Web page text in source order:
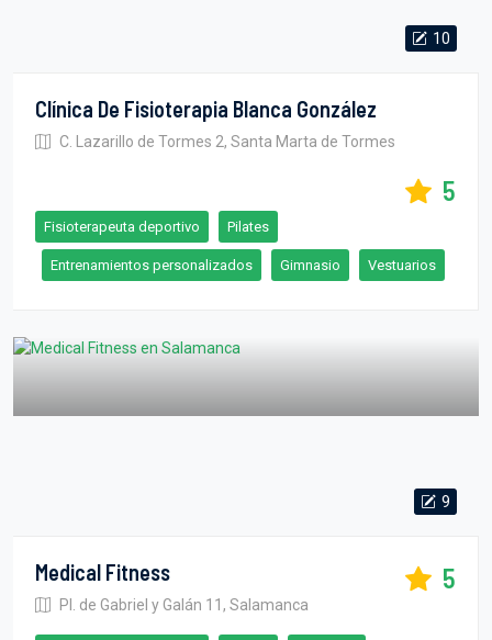
10
Clínica De Fisioterapia Blanca González
C. Lazarillo de Tormes 2, Santa Marta de Tormes
5
Fisioterapeuta deportivo Pilates
Entrenamientos personalizados Gimnasio Vestuarios
9
Medical Fitness
Pl. de Gabriel y Galán 11, Salamanca
5